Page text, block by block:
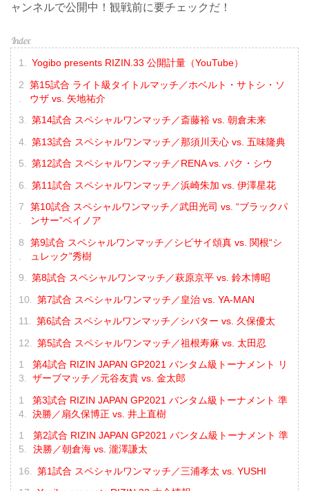
ャンネルで公開中！観戦前に要チェックだ！
Yogibo presents RIZIN.33 公開計量（YouTube）
第15試合 ライト級タイトルマッチ／ホベルト・サトシ・ソ
ウザ vs. 矢地祐介
第14試合 スペシャルワンマッチ／斎藤裕 vs. 朝倉未来
第13試合 スペシャルワンマッチ／那須川天心 vs. 五味隆典
第12試合 スペシャルワンマッチ／RENA vs. パク・シウ
第11試合 スペシャルワンマッチ／浜崎朱加 vs. 伊澤星花
第10試合 スペシャルワンマッチ／武田光司 vs. “ブラックパ
ンサー”ベイノア
第9試合 スペシャルワンマッチ／シビサイ頌真 vs. 関根“シ
ュレック”秀樹
第8試合 スペシャルワンマッチ／萩原京平 vs. 鈴木博昭
第7試合 スペシャルワンマッチ／皇治 vs. YA-MAN
第6試合 スペシャルワンマッチ／シバター vs. 久保優太
第5試合 スペシャルワンマッチ／祖根寿麻 vs. 太田忍
第4試合 RIZIN JAPAN GP2021 バンタム級トーナメント リ
ザーブマッチ／元谷友貴 vs. 金太郎
第3試合 RIZIN JAPAN GP2021 バンタム級トーナメント 準
決勝／扇久保博正 vs. 井上直樹
第2試合 RIZIN JAPAN GP2021 バンタム級トーナメント 準
決勝／朝倉海 vs. 瀧澤謙太
第1試合 スペシャルワンマッチ／三浦孝太 vs. YUSHI